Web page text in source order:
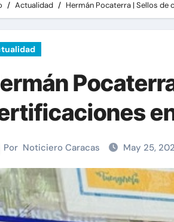
Actualidad Hermán Pocaterra | Sellos de
Por Noticiero Caracas May 25,